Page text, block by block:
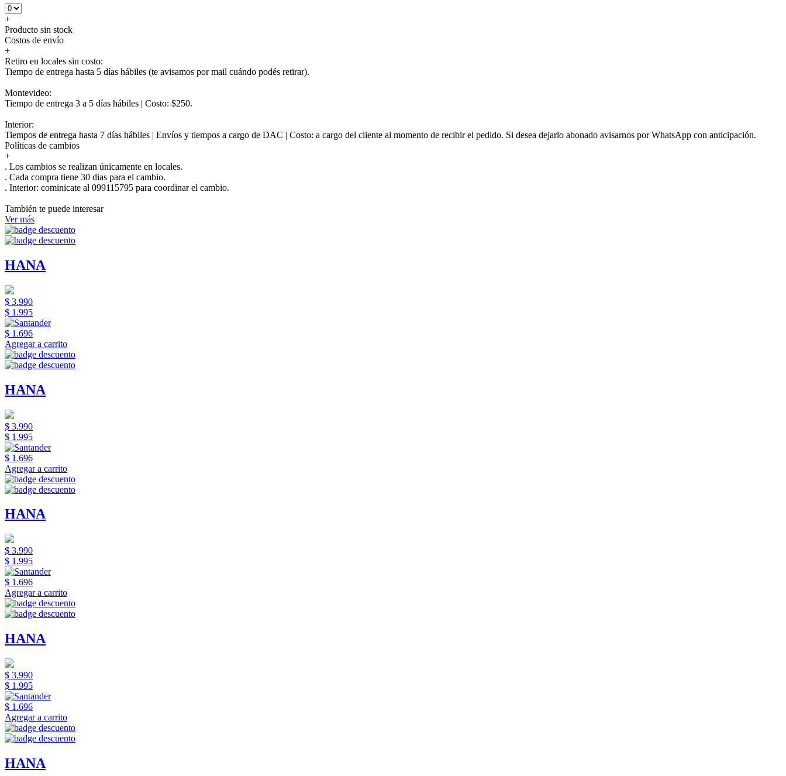
+
Producto sin stock
Costos de envío
+
Retiro en locales sin costo:
Tiempo de entrega hasta 5 días hábiles (te avisamos por mail cuándo podés retirar).
Montevideo:
Tiempo de entrega 3 a 5 días hábiles | Costo: $250.
Interior:
Tiempos de entrega hasta 7 días hábiles | Envíos y tiempos a cargo de DAC | Costo: a cargo del cliente al momento de recibir el pedido. Si desea dejarlo abonado avisarnos por WhatsApp con anticipación.
Políticas de cambios
+
. Los cambios se realizan únicamente en locales.
. Cada compra tiene 30 dias para el cambio.
. Interior: cominicate al 099115795 para coordinar el cambio.
También te puede interesar
Ver más
HANA
$ 3.990
$ 1.995
$ 1.696
Agregar a carrito
HANA
$ 3.990
$ 1.995
$ 1.696
Agregar a carrito
HANA
$ 3.990
$ 1.995
$ 1.696
Agregar a carrito
HANA
$ 3.990
$ 1.995
$ 1.696
Agregar a carrito
HANA